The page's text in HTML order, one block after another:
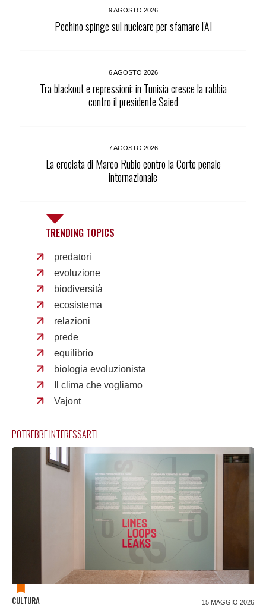
9 AGOSTO 2026
Pechino spinge sul nucleare per sfamare l'AI
6 AGOSTO 2026
Tra blackout e repressioni: in Tunisia cresce la rabbia
contro il presidente Saied
7 AGOSTO 2026
La crociata di Marco Rubio contro la Corte penale
internazionale
TRENDING TOPICS
predatori
evoluzione
biodiversità
ecosistema
relazioni
prede
equilibrio
biologia evoluzionista
Il clima che vogliamo
Vajont
POTREBBE INTERESSARTI
CULTURA 15 MAGGIO 2026